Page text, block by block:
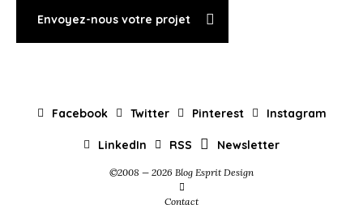
Envoyez-nous votre projet
Facebook Twitter Pinterest Instagram
LinkedIn RSS Newsletter
©2008 — 2026 Blog Esprit Design
Contact